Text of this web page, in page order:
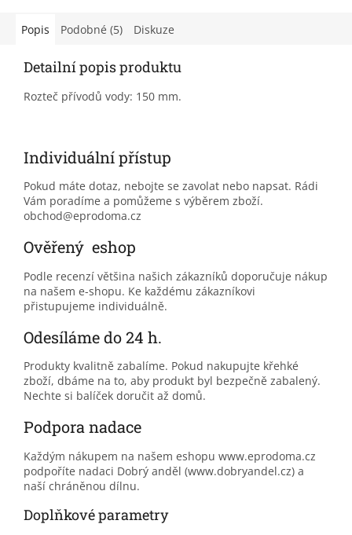
Popis Podobné (5) Diskuze
Detailní popis produktu
Rozteč přívodů vody: 150 mm.
Individuální přístup
Pokud máte dotaz, nebojte se zavolat nebo napsat. Rádi
Vám poradíme a pomůžeme s výběrem zboží.
obchod@eprodoma.cz
Ověřený eshop
Podle recenzí většina našich zákazníků doporučuje nákup
na našem e-shopu. Ke každému zákazníkovi
přistupujeme individuálně.
Odesíláme do 24 h.
Produkty kvalitně zabalíme. Pokud nakupujte křehké
zboží, dbáme na to, aby produkt byl bezpečně zabalený.
Nechte si balíček doručit až domů.
Podpora nadace
Každým nákupem na našem eshopu www.eprodoma.cz
podpoříte nadaci Dobrý anděl (www.dobryandel.cz) a
naší chráněnou dílnu.
Doplňkové parametry